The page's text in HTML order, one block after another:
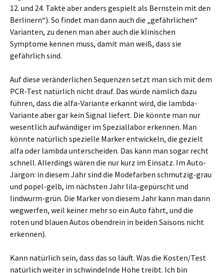
12. und 24. Takte aber anders gespielt als Bernstein mit den
Berlinern“). So findet man dann auch die „gefährlichen“
Varianten, zu denen man aber auch die klinischen
Symptome kennen muss, damit man weiß, dass sie
gefährlich sind.
Auf diese veränderlichen Sequenzen setzt man sich mit dem
PCR-Test natürlich nicht drauf. Das würde nämlich dazu
führen, dass die alfa-Variante erkannt wird, die lambda-
Variante aber gar kein Signal liefert. Die könnte man nur
wesentlich aufwändiger im Speziallabor erkennen. Man
könnte natürlich spezielle Marker entwickeln, die gezielt
alfa oder lambda unterscheiden. Das kann man sogar recht
schnell. Allerdings wären die nur kurz im Einsatz. Im Auto-
Jargon: in diesem Jahr sind die Modefarben schmutzig-grau
und popel-gelb, im nächsten Jahr lila-gepürscht und
lindwurm-grün. Die Marker von diesem Jahr kann man dann
wegwerfen, weil keiner mehr so ein Auto fährt, und die
roten und blauen Autos obendrein in beiden Saisons nicht
erkennen).
Kann natürlich sein, dass das so läuft. Was die Kosten/Test
natürlich weiter in schwindelnde Höhe treibt. Ich bin